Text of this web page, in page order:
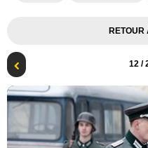
RETOUR
12 /